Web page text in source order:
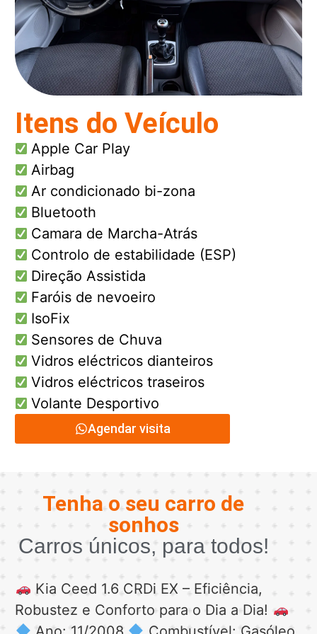
Itens do Veículo
Apple Car Play
Airbag
Ar condicionado bi-zona
Bluetooth
Camara de Marcha-Atrás
Controlo de estabilidade (ESP)
Direção Assistida
Faróis de nevoeiro
IsoFix
Sensores de Chuva
Vidros eléctricos dianteiros
Vidros eléctricos traseiros
Volante Desportivo
Agendar visita
Tenha o seu carro de
sonhos
Carros únicos, para todos!
Kia Ceed 1.6 CRDi EX – Eficiência,
Robustez e Conforto para o Dia a Dia!